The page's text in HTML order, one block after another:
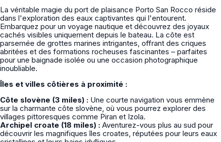
La véritable magie du port de plaisance Porto San Rocco réside
dans l'exploration des eaux captivantes qui l'entourent.
Embarquez pour un voyage nautique et découvrez des joyaux
cachés visibles uniquement depuis le bateau. La côte est
parsemée de grottes marines intrigantes, offrant des criques
abritées et des formations rocheuses fascinantes – parfaites
pour une baignade isolée ou une occasion photographique
inoubliable.
Îles et villes côtières à proximité :
Côte slovène (3 miles) : Une courte navigation vous emmène
sur la charmante côte slovène, où vous pourrez explorer des
villages pittoresques comme Piran et Izola.
Archipel croate (18 miles) : Aventurez-vous plus au sud pour
découvrir les magnifiques îles croates, réputées pour leurs eaux